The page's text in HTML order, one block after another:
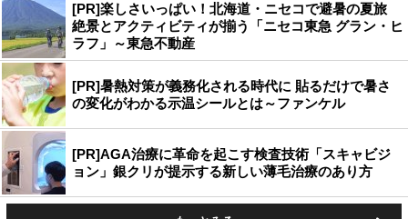
[PR]楽しさいっぱい！北海道・ニセコで避暑の夏旅
絶景とアクティビティが揃う「ニセコ東急 グラン・ヒ
ラフ」～東急不動産
[PR]暑熱対策が義務化される時代に 貼るだけで暑さ
の変化がわかる示温シールとは～ファンケル
[PR]AGA治療に革命を起こす検査技術「スキャビジ
ョン」銀クリが提示する新しい薄毛治療のあり方